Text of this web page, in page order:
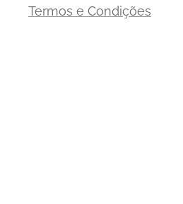
Termos e Condições